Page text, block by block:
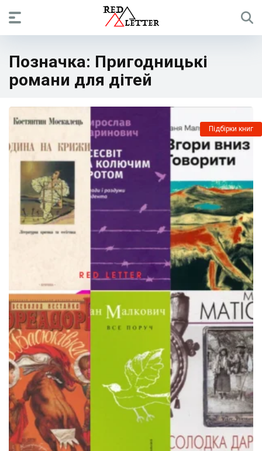
Позначка: Пригодницькі
романи для дітей
Підбірки книг